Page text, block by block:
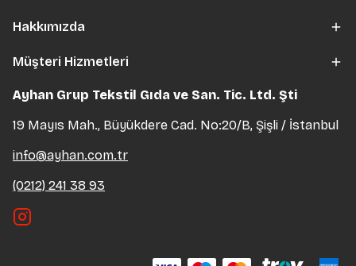
Hakkımızda
Müşteri Hizmetleri
Ayhan Grup Tekstil Gıda ve San. Tic. Ltd. Şti
19 Mayıs Mah., Büyükdere Cad. No:20/B, Şişli / İstanbul
info@ayhan.com.tr
(0212) 241 38 93